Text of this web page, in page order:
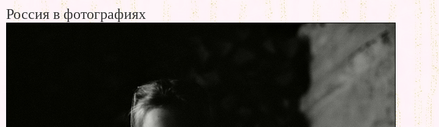
Россия в фотографиях